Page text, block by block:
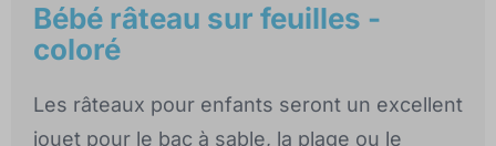
Bébé râteau sur feuilles -
coloré
Les râteaux pour enfants seront un excellent
jouet pour le bac à sable, la plage ou le